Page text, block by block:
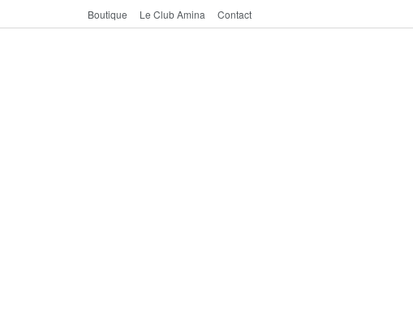
Boutique Le Club Amina Contact